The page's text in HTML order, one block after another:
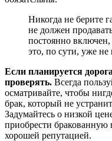
Никогда не берите
не должен
постоянно включен,
это, по сути, уже не
Если планируется
проверять. Всегда
осматривайте, чтобы
брак, который не
Задумайтесь о низкой
приобрести бракованную
хорошей репутацией.